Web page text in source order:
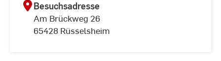
Besuchsadresse
Am Brückweg 26
65428 Rüsselsheim